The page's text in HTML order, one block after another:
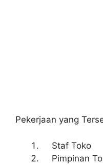
Pekerjaan yang
Staf Toko
Pimpinan